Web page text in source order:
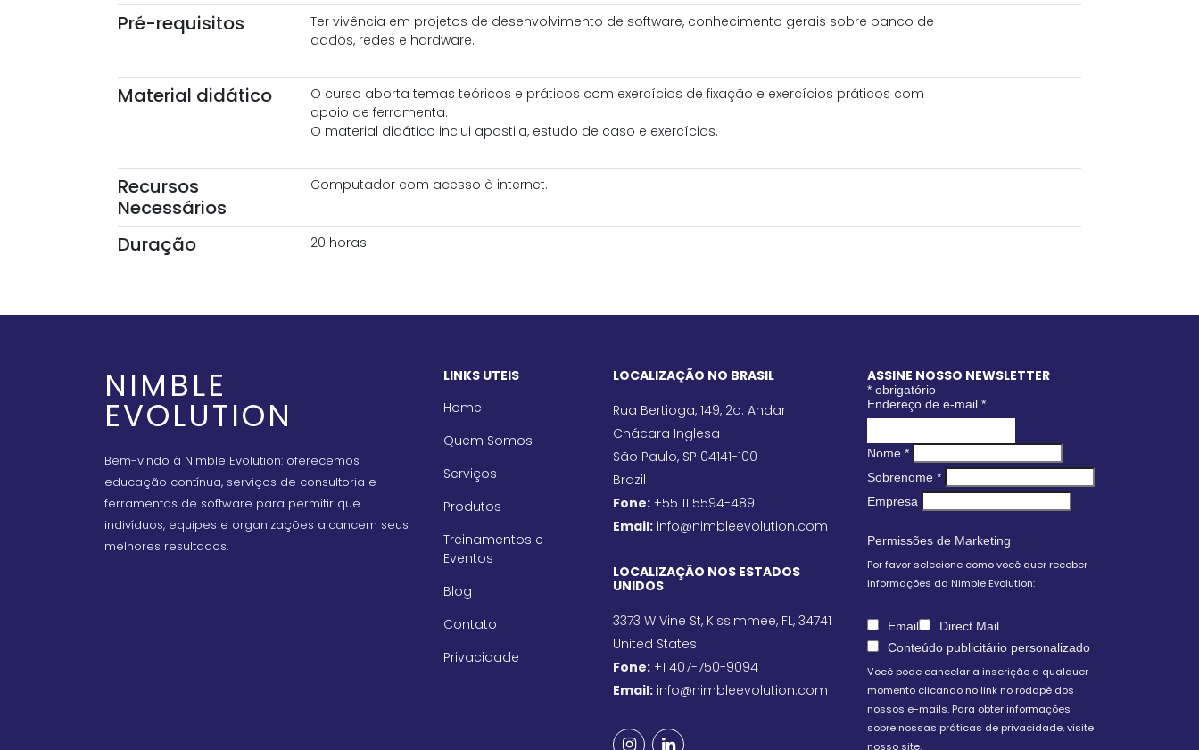
Pré-requisitos
Ter vivência em projetos de desenvolvimento de software, conhecimento gerais sobre banco de
dados, redes e hardware.
Material didático
O curso aborta temas teóricos e práticos com exercícios de fixação e exercícios práticos com
apoio de ferramenta.
O material didático inclui apostila, estudo de caso e exercícios.
Recursos
Necessários
Computador com acesso à internet.
Duração 20 horas
NIMBLE
EVOLUTION
Bem-vindo à Nimble Evolution: oferecemos
educação contínua, serviços de consultoria e
ferramentas de software para permitir que
indivíduos, equipes e organizações alcancem seus
melhores resultados.
LINKS UTEIS
Home
Quem Somos
Serviços
Produtos
Treinamentos e
Eventos
Blog
Contato
Privacidade
LOCALIZAÇÃO NO BRASIL
Rua Bertioga, 149, 2o. Andar
Chácara Inglesa
São Paulo, SP 04141-100
Brazil
Fone: +55 11 5594-4891
Email: info@nimbleevolution.com
LOCALIZAÇÃO NOS ESTADOS
UNIDOS
3373 W Vine St, Kissimmee, FL, 34741
United States
Fone: +1 407-750-9094
Email: info@nimbleevolution.com
ASSINE NOSSO NEWSLETTER
* obrigatório
Endereço de e-mail *
Nome *
Sobrenome *
Empresa
Permissões de Marketing
Por favor selecione como você quer receber
informações da Nimble Evolution:
Email
Direct Mail
Conteúdo publicitário personalizado
Você pode cancelar a inscrição a qualquer
momento clicando no link no rodapé dos
nossos e-mails. Para obter informações
sobre nossas práticas de privacidade, visite
nosso site.